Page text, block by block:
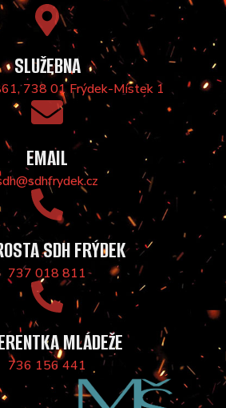
SLUŽEBNA
738 01 Frýdek-Místek 1
EMAIL
SDH FRÝDEK
737 018 811
MLÁDEŽE
736 156 441